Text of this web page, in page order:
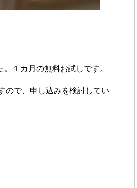
１カ月の無料お試しです。
ので、申し込みを検討してい